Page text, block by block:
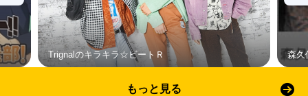
Trignalのキラキラ☆ビートＲ 森久
もっと見る